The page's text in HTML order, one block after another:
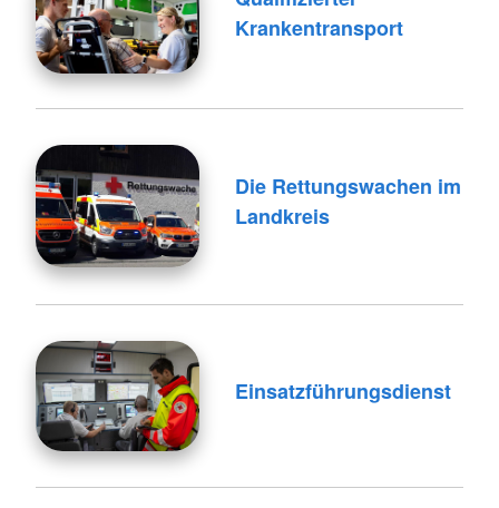
Krankentransport
Die Rettungswachen im
Landkreis
Einsatzführungsdienst